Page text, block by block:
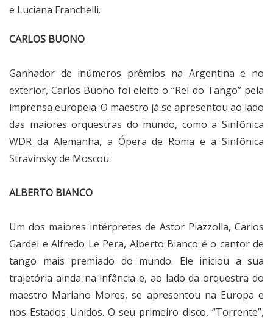
e Luciana Franchelli.
CARLOS BUONO
Ganhador de inúmeros prêmios na Argentina e no
exterior, Carlos Buono foi eleito o “Rei do Tango” pela
imprensa europeia. O maestro já se apresentou ao lado
das maiores orquestras do mundo, como a Sinfônica
WDR da Alemanha, a Ópera de Roma e a Sinfônica
Stravinsky de Moscou.
ALBERTO BIANCO
Um dos maiores intérpretes de Astor Piazzolla, Carlos
Gardel e Alfredo Le Pera, Alberto Bianco é o cantor de
tango mais premiado do mundo. Ele iniciou a sua
trajetória ainda na infância e, ao lado da orquestra do
maestro Mariano Mores, se apresentou na Europa e
nos Estados Unidos. O seu primeiro disco, “Torrente”,